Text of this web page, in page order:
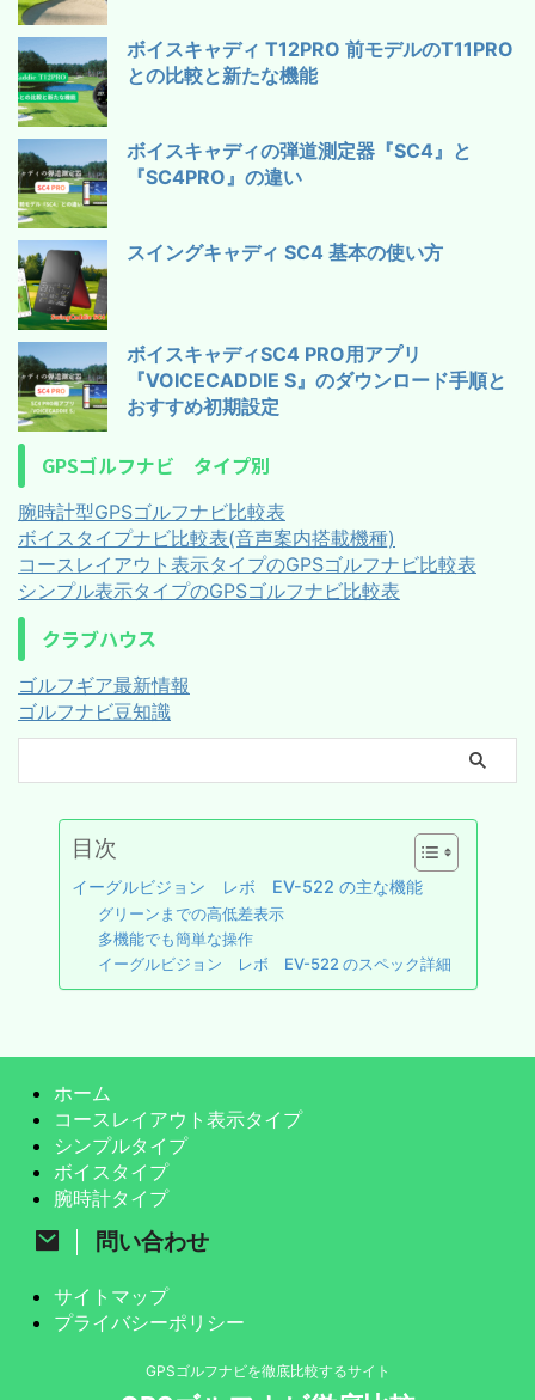
ボイスキャディ T12PRO 前モデルのT11PRO
との比較と新たな機能
ボイスキャディの弾道測定器『SC4』と
『SC4PRO』の違い
スイングキャディ SC4 基本の使い方
ボイスキャディSC4 PRO用アプリ
『VOICECADDIE S』のダウンロード手順と
おすすめ初期設定
GPSゴルフナビ タイプ別
腕時計型GPSゴルフナビ比較表
ボイスタイプナビ比較表(音声案内搭載機種)
コースレイアウト表示タイプのGPSゴルフナビ比較表
シンプル表示タイプのGPSゴルフナビ比較表
クラブハウス
ゴルフギア最新情報
ゴルフナビ豆知識
目次
イーグルビジョン レボ EV-522 の主な機能
グリーンまでの高低差表示
多機能でも簡単な操作
イーグルビジョン レボ EV-522 のスペック詳細
ホーム
コースレイアウト表示タイプ
シンプルタイプ
ボイスタイプ
腕時計タイプ
問い合わせ
サイトマップ
プライバシーポリシー
GPSゴルフナビを徹底比較するサイト